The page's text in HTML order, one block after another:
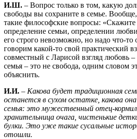
И.Ш. – Вопрос только в том, какую
свободы вы сохраните в семье.
такие философские вопросы: «Скажите
определение семьи, определении
его строго невозможно, но надо что-
говорим какой-то свой практический
совместный с Ларисой взгляд любовь –
семья – это не свобода, одним словом
объяснить.
И.И. – Какова будет традиционная
останется в сухом остатке, какова
семья: это мужественный отец-
хранительница очага, чистенькие
булки. Это уже такие сусальные
отошли.